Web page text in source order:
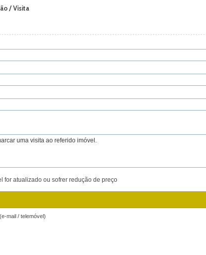
/ Visita
for atualizado ou sofrer redução de preço
mail / telemóvel)